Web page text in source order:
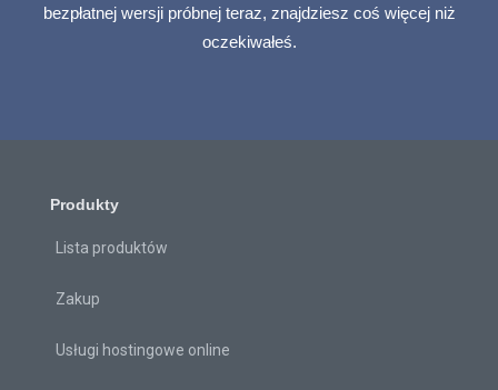
bezpłatnej wersji próbnej teraz, znajdziesz coś więcej niż
oczekiwałeś.
Produkty
Lista produktów
Zakup
Usługi hostingowe online